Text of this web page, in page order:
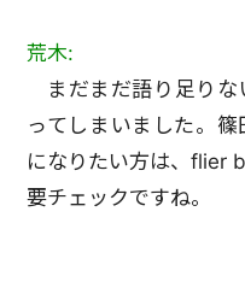
荒木:
まだまだ語り足り
ってしまいました。
になりたい方は、flier
要チェックですね。